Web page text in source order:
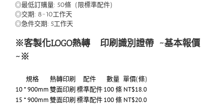
◎最低訂購量: 50條 (限標準配件)
◎交期: 8~10工作天
◎急件交期: 5工作天
※客製化LOGO熱轉 印刷識別證帶 ~基本報價
~※
規格 熱轉印刷 配件 數量 單價(條)
10 * 900mm雙面印刷標準配件100 條 NT$18.0
15 * 900mm雙面印刷標準配件100 條 NT$20.0